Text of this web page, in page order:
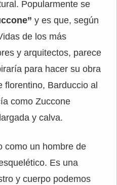
Popularmente se
y es que, según
de los más
y arquitectos, parece
para hacer su obra
florentino, Barduccio al
como Zuccone
y calva.
como un hombre de
Es una
y cuerpo podemos